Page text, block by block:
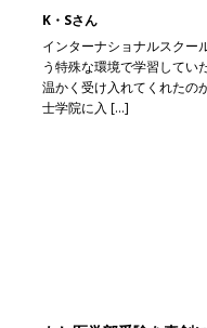
K・Sさん
インターナショナルスクー
う特殊な環境で学習してい
温かく受け入れてくれたの
士学院に入 […]